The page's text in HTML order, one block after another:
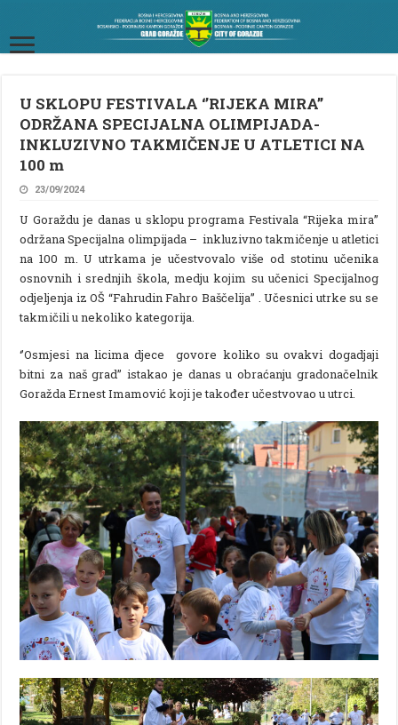
U SKLOPU FESTIVALA ‘’RIJEKA MIRA’’
ODRŽANA SPECIJALNA OLIMPIJADA-
INKLUZIVNO TAKMIČENJE U ATLETICI NA
100 m
23/09/2024
U Goraždu je danas u sklopu programa Festivala “Rijeka mira”
održana Specijalna olimpijada – inkluzivno takmičenje u atletici
na 100 m. U utrkama je učestvovalo više od stotinu učenika
osnovnih i srednjih škola, medju kojim su učenici Specijalnog
odjeljenja iz OŠ “Fahrudin Fahro Baščelija” . Učesnici utrke su se
takmičili u nekoliko kategorija.
‘’Osmjesi na licima djece govore koliko su ovakvi dogadjaji
bitni za naš grad’’ istakao je danas u obraćanju gradonačelnik
Goražda Ernest Imamović koji je također učestvovao u utrci.